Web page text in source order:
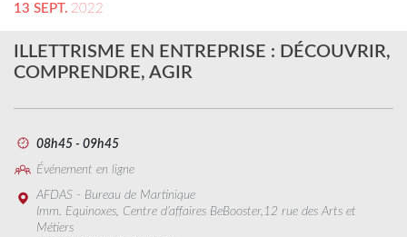
13 SEPT. 2022
ILLETTRISME EN ENTREPRISE : DÉCOUVRIR,
COMPRENDRE, AGIR
08h45 - 09h45
Événement en ligne
AFDAS - Bureau de Martinique
Imm. Equinoxes, Centre d’affaires BeBooster,12 rue des Arts et
Métiers